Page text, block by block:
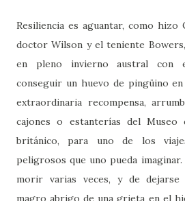
Resiliencia es aguantar, como
doctor Wilson y el teniente
en pleno invierno austral con
conseguir un huevo de pingüino
extraordinaria recompensa,
cajones o estanterías del Museo
británico, para uno de los
peligrosos que uno pueda
morir varias veces, y de dejarse
magro abrigo de una grieta en el